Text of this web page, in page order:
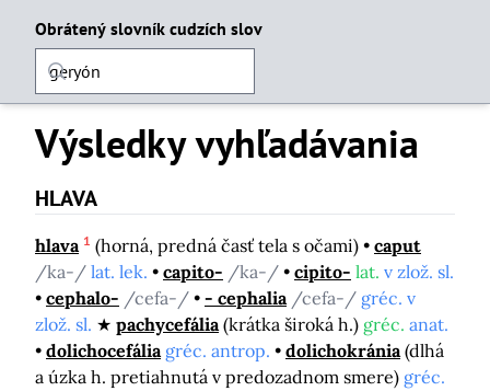
Obrátený slovník cudzích slov
Výsledky vyhľadávania
HLAVA
hlava 1 (horná, predná časť tela s očami)
caput
/ka-/ lat. lek. capito- /ka-/ cipito- lat. v zlož. sl.
cephalo- /cefa-/ - cephalia /cefa-/ gréc. v
zlož. sl.
pachycefália (krátka široká h.) gréc. anat.
dolichocefália gréc. antrop. dolichokránia (dlhá
a úzka h. pretiahnutá v predozadnom smere) gréc.